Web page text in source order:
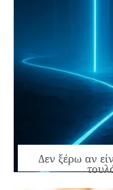
Δεν ξέρω αν